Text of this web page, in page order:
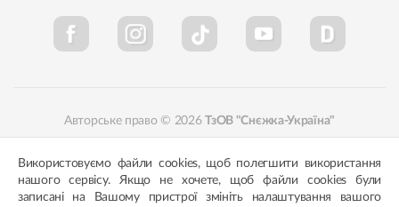
Авторське право © 2026ТзОВ "Снєжка-Україна"
Політика конфіденційності
Використовуємо файли cookies, щоб полегшити використання
нашого сервісу. Якщо не хочете, щоб файли cookies були
записані на Вашому пристрої змініть налаштування вашого